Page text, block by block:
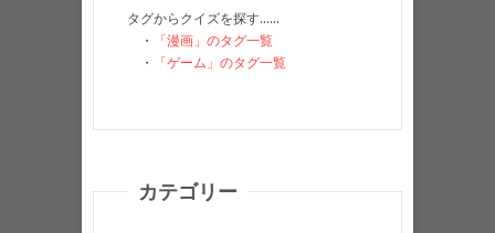
タグからクイズを探す……
・
「漫画」のタグ一覧
・
「ゲーム」のタグ一覧
カテゴリー